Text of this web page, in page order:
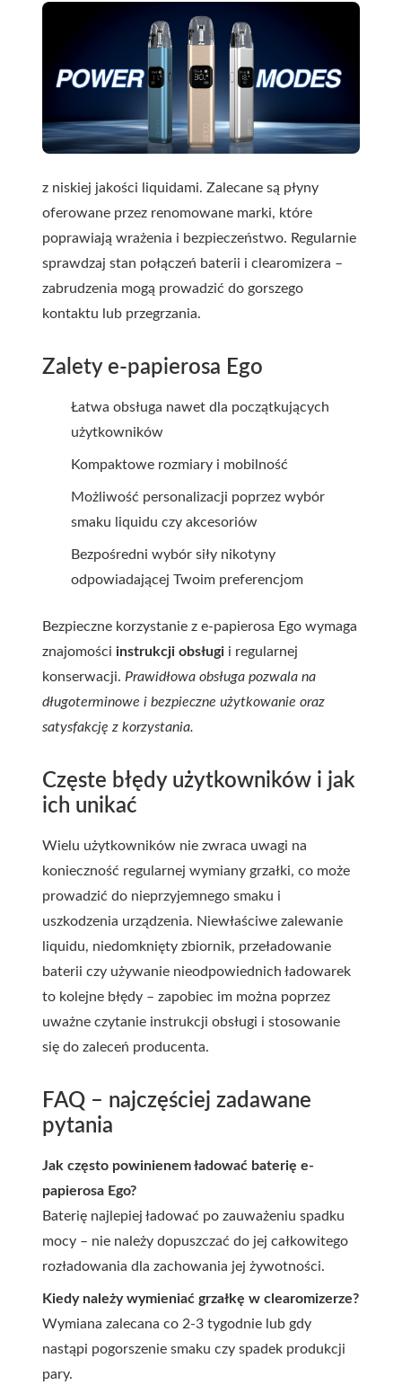
z niskiej jakości liquidami. Zalecane są płyny
oferowane przez renomowane marki, które
poprawiają wrażenia i bezpieczeństwo. Regularnie
sprawdzaj stan połączeń baterii i clearomizera –
zabrudzenia mogą prowadzić do gorszego
kontaktu lub przegrzania.
Zalety e-papierosa Ego
Łatwa obsługa nawet dla początkujących
użytkowników
Kompaktowe rozmiary i mobilność
Możliwość personalizacji poprzez wybór
smaku liquidu czy akcesoriów
Bezpośredni wybór siły nikotyny
odpowiadającej Twoim preferencjom
Bezpieczne korzystanie z e-papierosa Ego wymaga
znajomości instrukcji obsługi i regularnej
konserwacji. Prawidłowa obsługa pozwala na
długoterminowe i bezpieczne użytkowanie oraz
satysfakcję z korzystania.
Częste błędy użytkowników i jak
ich unikać
Wielu użytkowników nie zwraca uwagi na
konieczność regularnej wymiany grzałki, co może
prowadzić do nieprzyjemnego smaku i
uszkodzenia urządzenia. Niewłaściwe zalewanie
liquidu, niedomknięty zbiornik, przeładowanie
baterii czy używanie nieodpowiednich ładowarek
to kolejne błędy – zapobiec im można poprzez
uważne czytanie instrukcji obsługi i stosowanie
się do zaleceń producenta.
FAQ – najczęściej zadawane
pytania
Jak często powinienem ładować baterię e-
papierosa Ego?
Baterię najlepiej ładować po zauważeniu spadku
mocy – nie należy dopuszczać do jej całkowitego
rozładowania dla zachowania jej żywotności.
Kiedy należy wymieniać grzałkę w clearomizerze?
Wymiana zalecana co 2-3 tygodnie lub gdy
nastąpi pogorszenie smaku czy spadek produkcji
pary.